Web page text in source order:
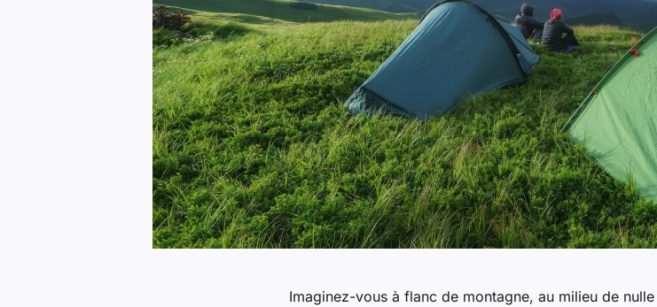
Imaginez-vous à flanc de montagne, au milieu de